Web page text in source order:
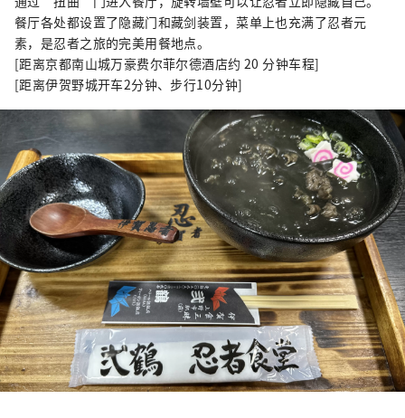
餐厅各处都设置了隐藏门和藏剑装置，菜单上也充满了忍者元
素，是忍者之旅的完美用餐地点。
[距离京都南山城万豪费尔菲尔德酒店约 20 分钟车程]
[距离伊贺野城开车2分钟、步行10分钟]